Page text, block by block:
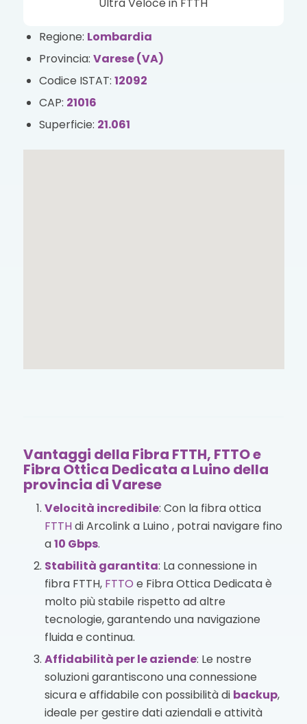
Regione: Lombardia
Provincia: Varese (VA)
Codice ISTAT: 12092
CAP: 21016
Superficie: 21.061
Vantaggi della Fibra FTTH, FTTO e
Fibra Ottica Dedicata a Luino della
provincia di Varese
Velocità incredibile: Con la fibra ottica
FTTHdi Arcolink a Luino , potrai navigare fino
a10 Gbps.
Stabilità garantita: La connessione in
fibra FTTH, FTTO e Fibra Ottica Dedicata è
molto più stabile rispetto ad altre
tecnologie, garantendo una navigazione
fluida e continua.
Affidabilità per le aziende: Le nostre
soluzioni garantiscono una connessione
sicura e affidabile con possibilità di backup,
ideale per gestire dati aziendali e attività